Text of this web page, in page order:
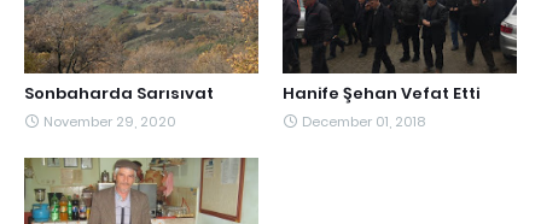
Sonbaharda Sarısıvat
November 29, 2020
Hanife Şehan Vefat Etti
December 01, 2018